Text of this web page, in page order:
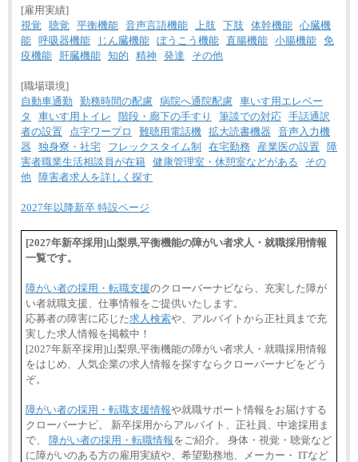
[雇用実績]
視覚
聴覚 平衡機能 音声言語機能 上肢 下肢 体幹機能 心臓機
能 呼吸器機能 じん臓機能 ぼうこう機能 直腸機能 小腸機能 免
疫機能
肝臓機能 知的 精神 発達 その他
[職場環境]
自動車通勤
勤務時間の配慮 病院へ通院配慮 車いす用エレベー
タ
車いす用トイレ 階段・廊下の手すり 筆談での対応 手話通訳
者の設置
点字ワープロ 難聴用電話機 拡大読書機器
音声入力機
器
独身寮・社宅 フレックスタイム制 在宅勤務 産業医の設置
障
害者職業生活相談員が在籍 健康管理室・休憩室などがある
その
他
障害者求人を詳しく探す
2027年以降新卒 特設ページ
[2027年新卒採用]山梨県,平衡機能の障がい者求人・就職採用情報
一覧です。
障がい者の採用・転職支援のクローバーナビなら、充実した障が
い者就職支援、仕事情報をご提供いたします。
応募者の障害に応じた求人検索や、アルバイトから正社員まで充
実した求人情報を掲載中！
[2027年新卒採用]山梨県,平衡機能の障がい者求人・就職採用情報
をはじめ、人気企業の求人情報を探すならクローバーナビをどう
ぞ。
障がい者の採用・転職支援情報や就職サポート情報をお届けする
クローバーナビ。 新卒採用からアルバイト、正社員、中途採用ま
で、 障がい者の採用・転職情報をご紹介。 身体・視覚・聴覚など
に障がいのある方の雇用実績や、希望勤務地、メーカー・ ITなど